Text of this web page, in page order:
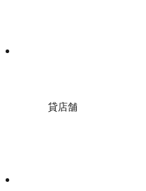
貸店舗